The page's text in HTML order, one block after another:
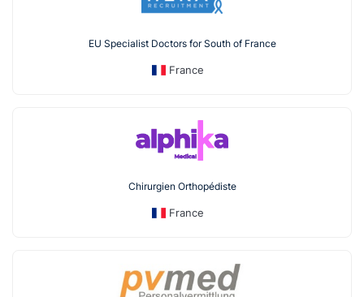
EU Specialist Doctors for South of France
France
Chirurgien Orthopédiste
France